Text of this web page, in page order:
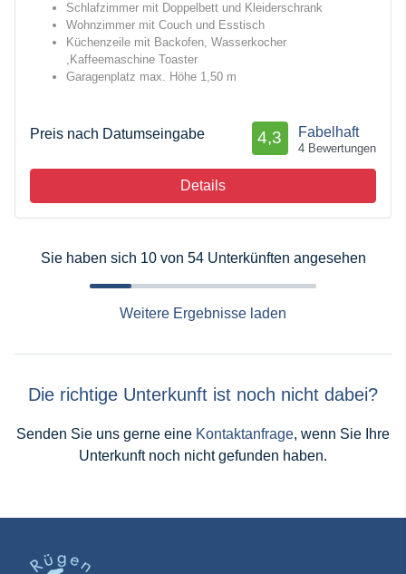
Schlafzimmer mit Doppelbett und Kleiderschrank
Wohnzimmer mit Couch und Esstisch
Küchenzeile mit Backofen, Wasserkocher
,Kaffeemaschine Toaster
Garagenplatz max. Höhe 1,50 m
Preis nach Datumseingabe Fabelhaft
4,3
4 Bewertungen
Details
Sie haben sich 10 von 54 Unterkünften angesehen
Weitere Ergebnisse laden
Die richtige Unterkunft ist noch nicht dabei?
Senden Sie uns gerne eine Kontaktanfrage, wenn Sie Ihre
Unterkunft noch nicht gefunden haben.